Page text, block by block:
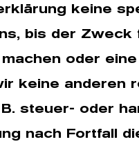
keine
bis der
oder
keine anderen
steuer- oder
nach Fortfall